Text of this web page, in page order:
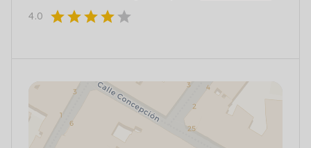
4.0 starstarstarstar star